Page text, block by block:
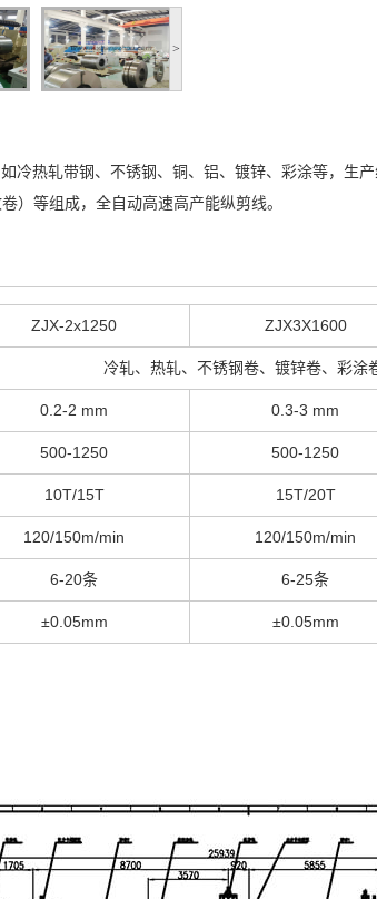
>
冷热轧带钢、不锈钢、铜、铝、镀锌、彩涂等，生
）等组成，全自动高速高产能纵剪线。
ZJX-2x1250 ZJX3X1600
冷轧、热轧、不锈钢卷、镀锌卷、彩涂
0.2-2 mm 0.3-3 mm
500-1250 500-1250
10T/15T 15T/20T
120/150m/min 120/150m/min
6-20条 6-25条
±0.05mm ±0.05mm